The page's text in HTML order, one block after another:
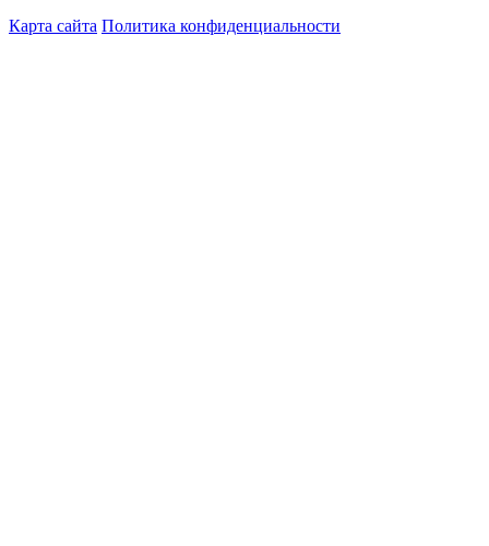
Карта сайта Политика конфиденциальности